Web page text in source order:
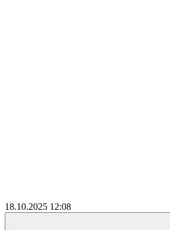
18.10.2025 12:08